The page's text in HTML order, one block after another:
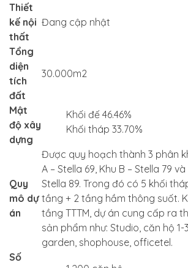
Thiết
kế nội
thất
Đang cập nhật
Tổng
diện
tích
đất
30.000m2
Mật
độ xây
dựng
Khối đế 46.46%
Khối tháp 33.70%
Quy
mô dự
án
Được quy hoạch thành 3 phân
A – Stella 69, Khu B – Stella 79 và
Stella 89. Trong đó có 5 khối
tầng + 2 tầng hầm thông suốt.
tầng TTTM, dự án cung cấp ra
sản phẩm như: Studio, căn hộ 1-
garden, shophouse, officetel.
Số